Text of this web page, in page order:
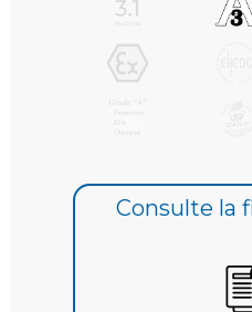
Consulte la